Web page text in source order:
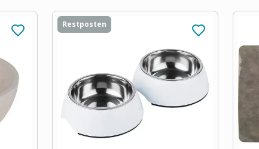
Restposten